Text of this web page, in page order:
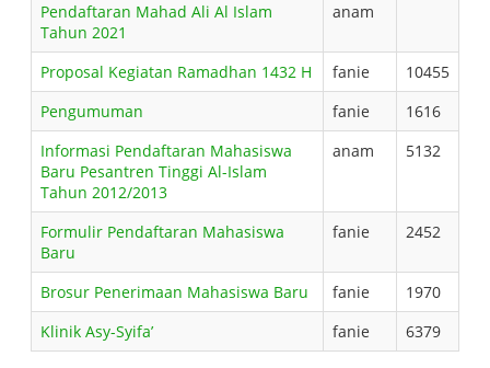
Pendaftaran Mahad Ali Al Islam
Tahun 2021
anam
Proposal Kegiatan Ramadhan 1432 H fanie
10455
Pengumuman
fanie
1616
Informasi Pendaftaran Mahasiswa
Baru Pesantren Tinggi Al-Islam
Tahun 2012/2013
anam 5132
Formulir Pendaftaran Mahasiswa
Baru
fanie 2452
Brosur Penerimaan Mahasiswa Baru fanie
1970
Klinik Asy-Syifa’
fanie 6379